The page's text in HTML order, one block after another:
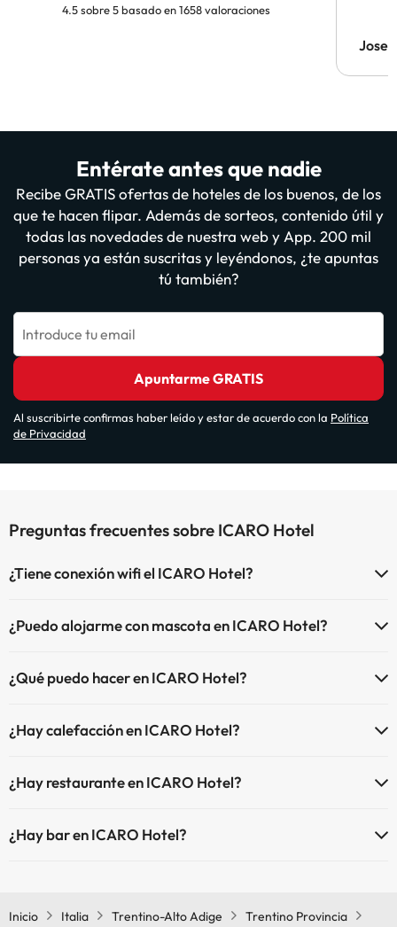
4.5 sobre 5 basado en 1658 valoraciones
Jose
Entérate antes que nadie
Recibe GRATIS ofertas de hoteles de los buenos, de los
que te hacen flipar. Además de sorteos, contenido útil y
todas las novedades de nuestra web y App. 200 mil
personas ya están suscritas y leyéndonos, ¿te apuntas
tú también?
Introduce tu email
Apuntarme GRATIS
Al suscribirte confirmas haber leído y estar de acuerdo con la Política
de Privacidad
Preguntas frecuentes sobre ICARO Hotel
¿Tiene conexión wifi el ICARO Hotel?
¿Puedo alojarme con mascota en ICARO Hotel?
¿Qué puedo hacer en ICARO Hotel?
pueden ser de pago).
¿Hay calefacción en ICARO Hotel?
¿Hay restaurante en ICARO Hotel?
¿Hay bar en ICARO Hotel?
Inicio Italia Trentino-Alto Adige
Trentino Provincia